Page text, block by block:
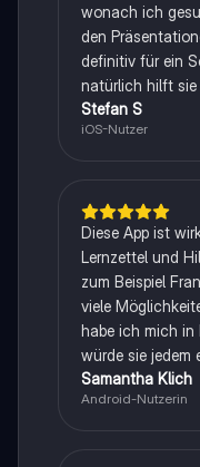
wonach ich
den
definitiv für ein
natürlich hilft
Stefan S
iOS-Nutzer
Diese App ist
Lernzettel und
zum Beispiel
viele
habe ich mich in
würde sie jedem
Samantha Klich
Android-Nutzerin